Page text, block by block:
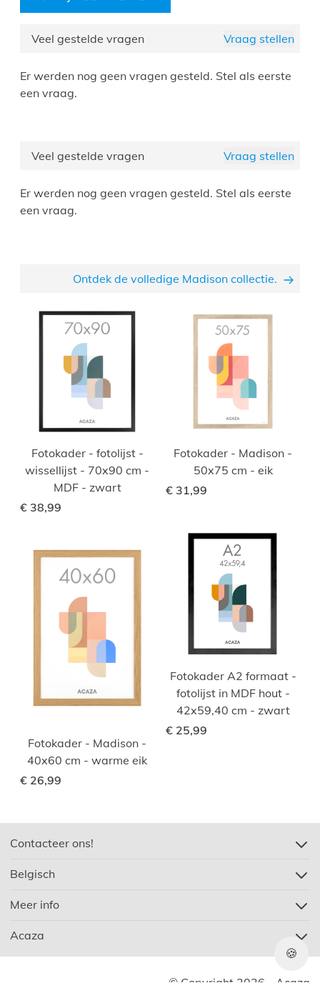
Veel gestelde vragen Vraag stellen
Er werden nog geen vragen gesteld. Stel als eerste
een vraag.
Veel gestelde vragen Vraag stellen
Er werden nog geen vragen gesteld. Stel als eerste
een vraag.
Ontdek de volledige Madison collectie.
Fotokader - fotolijst -
wissellijst - 70x90 cm -
MDF - zwart
€ 38,99
Fotokader - Madison -
50x75 cm - eik
€ 31,99
Fotokader - Madison -
40x60 cm - warme eik
€ 26,99
Fotokader A2 formaat -
fotolijst in MDF hout -
42x59,40 cm - zwart
€ 25,99
Contacteer ons!
Belgisch
Meer info
Acaza
© Copyright 2026 - Acaza
🍪